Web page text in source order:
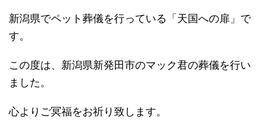
新潟県でペット葬儀を行っている「天国への扉」で
す。
この度は、新潟県新発田市のマック君の葬儀を行い
ました。
心よりご冥福をお祈り致します。